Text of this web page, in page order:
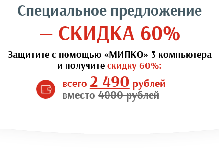
Специальное предложение
— СКИДКА 60%
Защитите с помощью «МИПКО» 3 компьютера
и получитескидку 60%:
всего 2 490 рублей
вместо4000 рублей